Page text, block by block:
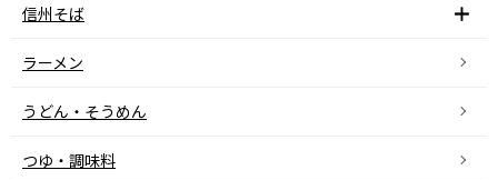
信州そば
ラーメン
うどん・そうめん
つゆ・調味料